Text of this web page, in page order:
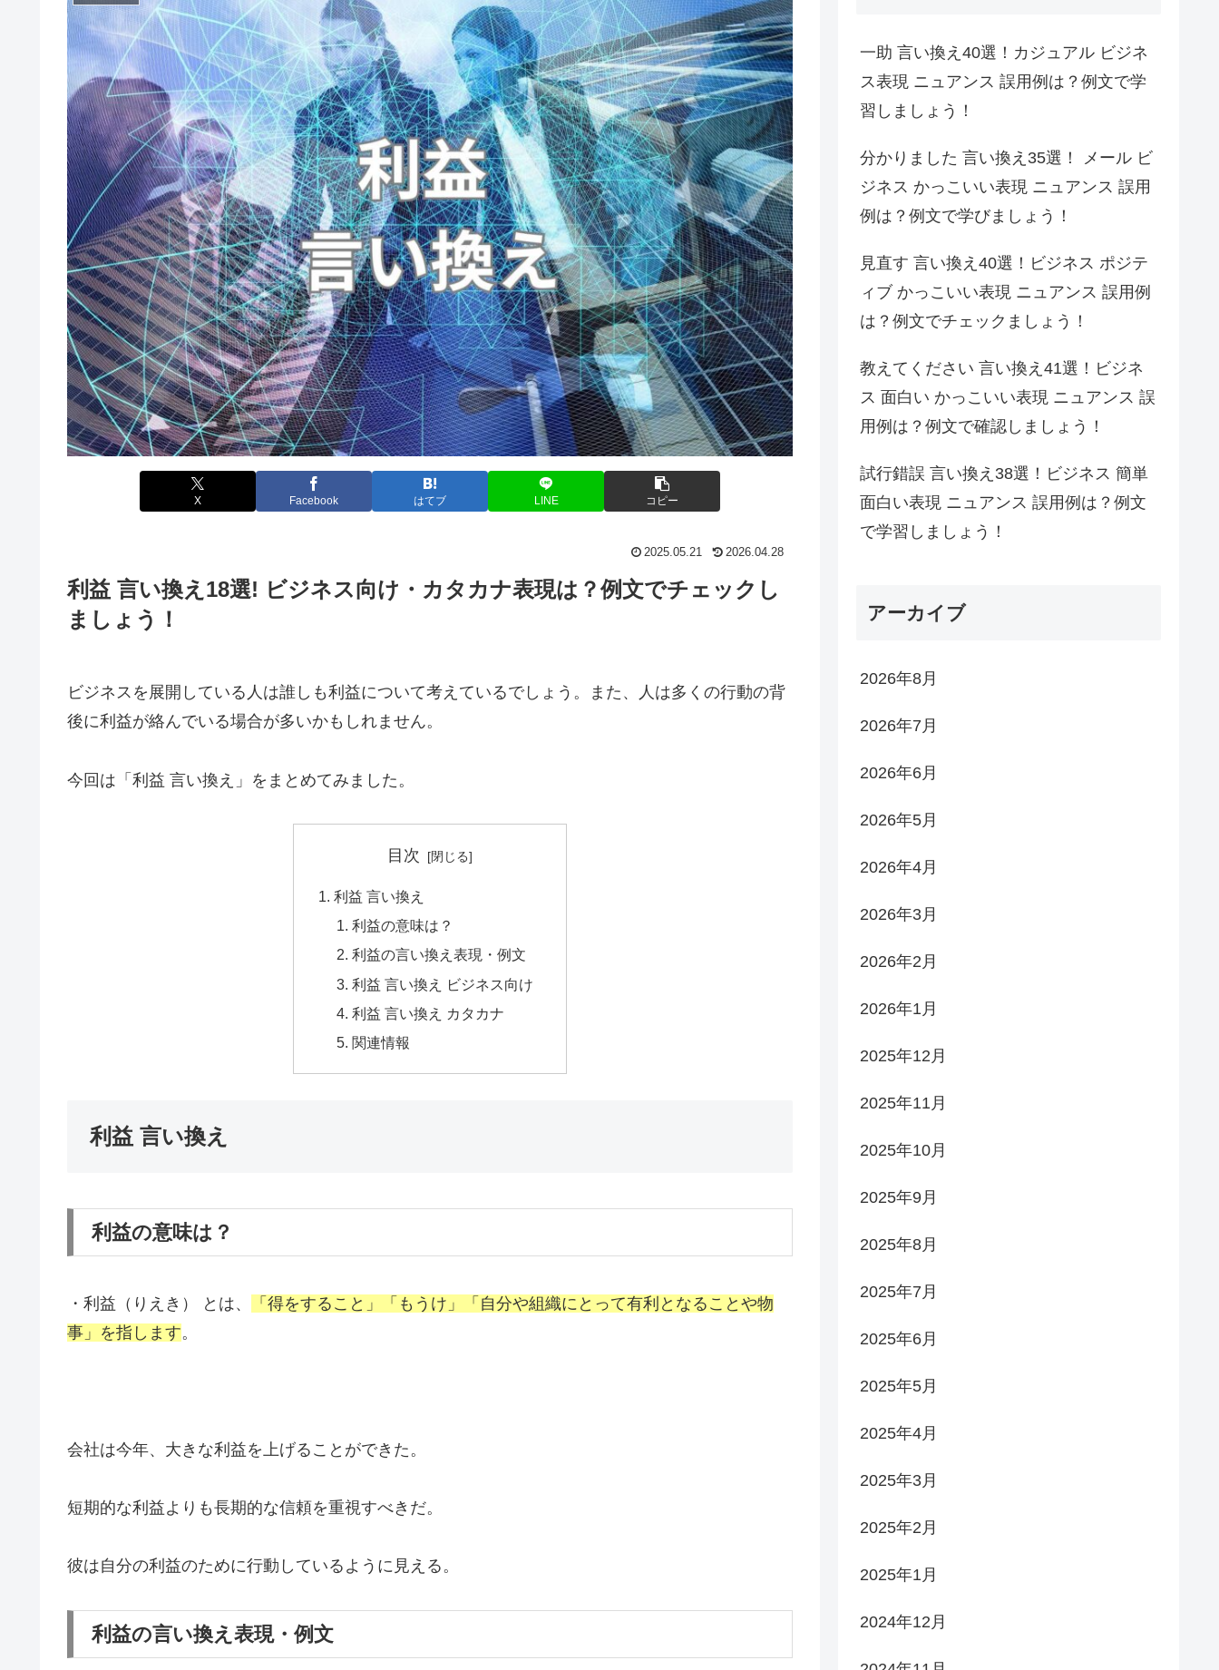
X Facebook はてブ LINE コピー
2025.05.21 2026.04.28
利益 言い換え18選! ビジネス向け・カタカナ表現は？例文でチェックし
ましょう！
ビジネスを展開している人は誰しも利益について考えているでしょう。また、人は多くの行動の背
後に利益が絡んでいる場合が多いかもしれません。
今回は「利益 言い換え」をまとめてみました。
目次
利益 言い換え
利益の意味は？
利益の言い換え表現・例文
利益 言い換え ビジネス向け
利益 言い換え カタカナ
関連情報
利益 言い換え
利益の意味は？
・利益（りえき） とは、
「得をすること」「もうけ」「自分や組織にとって有利となることや物
事」を指します。
会社は今年、大きな利益を上げることができた。
短期的な利益よりも長期的な信頼を重視すべきだ。
彼は自分の利益のために行動しているように見える。
利益の言い換え表現・例文
一助 言い換え40選！カジュアル ビジネ
ス表現 ニュアンス 誤用例は？例文で学
習しましょう！
分かりました 言い換え35選！ メール ビ
ジネス かっこいい表現 ニュアンス 誤用
例は？例文で学びましょう！
見直す 言い換え40選！ビジネス ポジテ
ィブ かっこいい表現 ニュアンス 誤用例
は？例文でチェックましょう！
教えてください 言い換え41選！ビジネ
ス 面白い かっこいい表現 ニュアンス 誤
用例は？例文で確認しましょう！
試行錯誤 言い換え38選！ビジネス 簡単
面白い表現 ニュアンス 誤用例は？例文
で学習しましょう！
アーカイブ
2026年8月
2026年7月
2026年6月
2026年5月
2026年4月
2026年3月
2026年2月
2026年1月
2025年12月
2025年11月
2025年10月
2025年9月
2025年8月
2025年7月
2025年6月
2025年5月
2025年4月
2025年3月
2025年2月
2025年1月
2024年12月